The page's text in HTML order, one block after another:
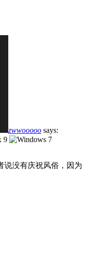
zwwooooo says:
说没有庆祝风俗，因为